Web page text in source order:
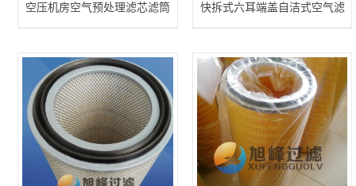
空压机房空气预处理滤芯滤筒
快拆式六耳端盖自洁式空气滤